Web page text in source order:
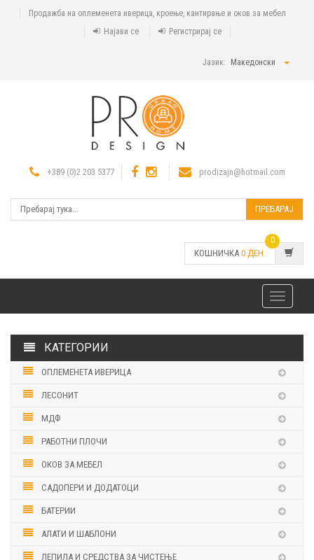
Продажба на оплеменета иверица, кроење, кантирање и оков за мебел
Најави се
Регистрирај се
Јазик: Македонски
+389 (0)2 203 5377 prodizajn@hotmail.com
ПРЕБАРАЈ
КОШНИЧКА 0 ДЕН.
0
Toggle
navigation
КАТЕГОРИИ
ОПЛЕМЕНЕТА ИВЕРИЦА
ЛЕСОНИТ
МДФ
РАБОТНИ ПЛОЧИ
ОКОВ ЗА МЕБЕЛ
САДОПЕРИ И ДОДАТОЦИ
БАТЕРИИ
АЛАТИ И ШАБЛОНИ
ЛЕПИЛА И СРЕДСТВА ЗА ЧИСТЕЊЕ